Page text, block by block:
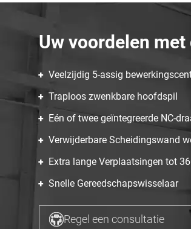
Uw voordelen met
Veelzijdig 5-assig
Traploos zwenkbare hoofdspil
Eén of twee geïntegreerde NC-
Verwijderbare Scheidingswand
Extra lange Verplaatsingen tot
Snelle Gereedschapswisselaar
Regel een consultatie